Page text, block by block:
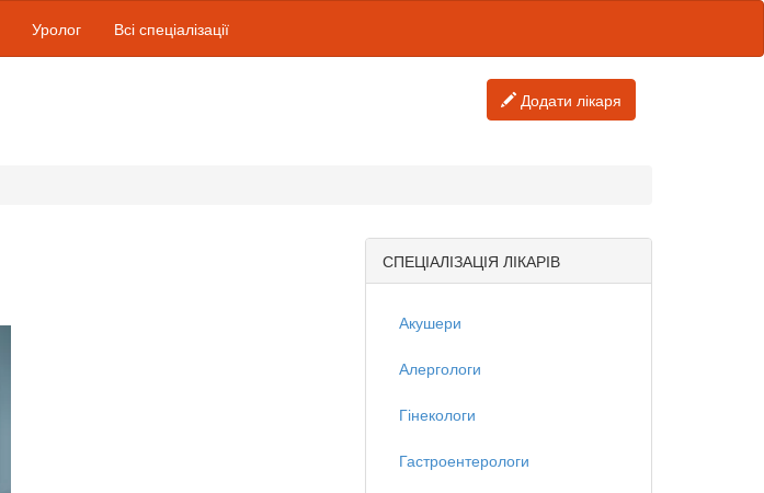
Уролог Всі спеціалізації
Додати лікаря
СПЕЦІАЛІЗАЦІЯ ЛІКАРІВ
Акушери
Алергологи
Гінекологи
Гастроентерологи